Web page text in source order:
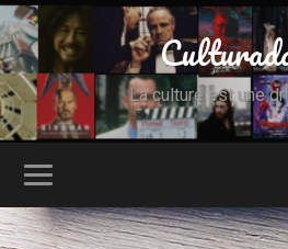
La culture est une